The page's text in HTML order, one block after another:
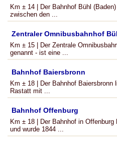
Km ± 14 | Der Bahnhof Bühl
zwischen den ...
Zentraler Omnibusbahnhof
Km ± 15 | Der Zentrale
genannt - ist eine ...
Bahnhof Baiersbronn
Km ± 18 | Der Bahnhof Baiersbronn
Rastatt mit ...
Bahnhof Offenburg
Km ± 18 | Der Bahnhof in
und wurde 1844 ...